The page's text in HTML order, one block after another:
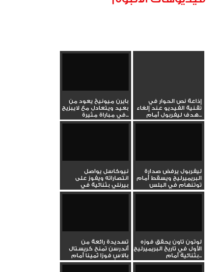
إذاعة نص الحوار في
تقنية الفيديو عند إلغاء
هدف ليفربول أمام...
بايرن ميونيخ يعود من
بعيد ويتعادل مع لايبزيج
في مباراة مثيرة...
ليفربول يرفض صدارة
البريميرليج ويسقط أمام
توتنهام في البلس
تسعين
نيوكاسل يواصل
انتصاراته ويفوز على
بيرنلي بثنائية في
الدوري...
لوتون تاون يحقق فوزه
الأول في تاريخ البريميرليج
بثنائية أمام...
تسديدة رائعة من
أندرسن تمنح كريستال
بالاس فوزا ثمينا أمام
مانشستر...